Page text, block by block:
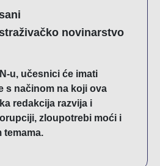
novinarstvo
u, učesnici će imati
s načinom na koji ova
redakcija razvija i
zloupotrebi moći i
temama.